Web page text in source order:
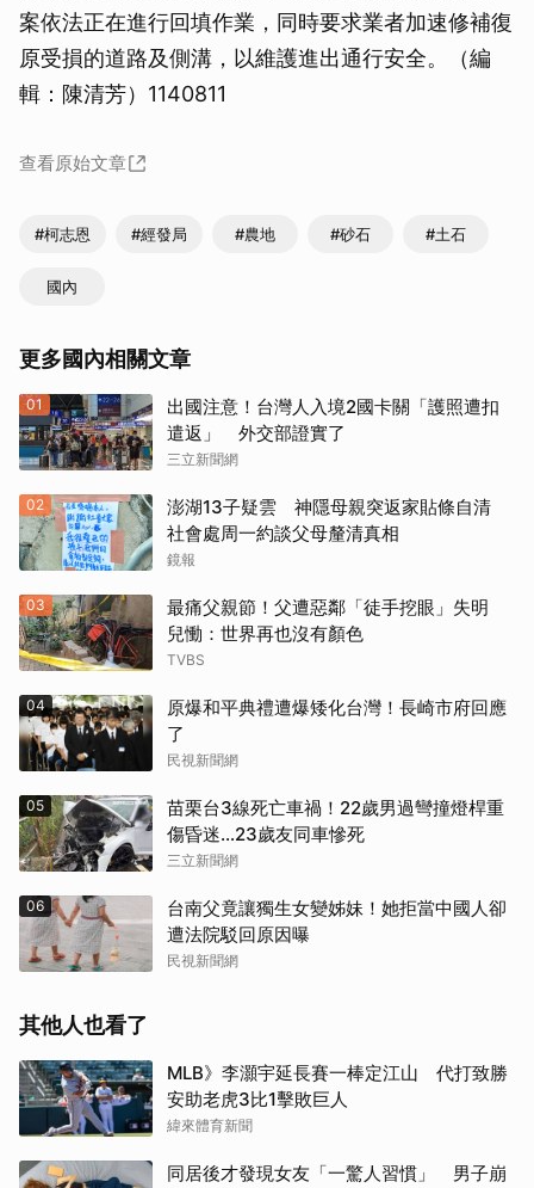
案依法正在進行回填作業，同時要求業者加速修補復
原受損的道路及側溝，以維護進出通行安全。（編
輯：陳清芳）1140811
查看原始文章
#柯志恩 #經發局 #農地 #砂石 #土石
國內
更多國內相關文章
01
出國注意！台灣人入境2國卡關「護照遭扣
遣返」 外交部證實了
三立新聞網
02
澎湖13子疑雲 神隱母親突返家貼條自清
社會處周一約談父母釐清真相
鏡報
03
最痛父親節！父遭惡鄰「徒手挖眼」失明
兒慟：世界再也沒有顏色
TVBS
04
原爆和平典禮遭爆矮化台灣！長崎市府回應
了
民視新聞網
05
苗栗台3線死亡車禍！22歲男過彎撞燈桿重
傷昏迷…23歲友同車慘死
三立新聞網
06
台南父竟讓獨生女變姊妹！她拒當中國人卻
遭法院駁回原因曝
民視新聞網
其他人也看了
MLB》李灝宇延長賽一棒定江山 代打致勝
安助老虎3比1擊敗巨人
緯來體育新聞
同居後才發現女友「一驚人習慣」 男子崩